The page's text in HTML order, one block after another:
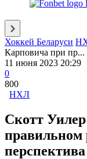
Хоккей Беларуси
Карповича при пр...
11 июня 2023 20:29
0
800
НХЛ
Скотт
правильном
перспектива